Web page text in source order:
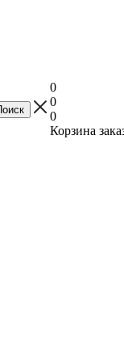
0
0
0
Корзина